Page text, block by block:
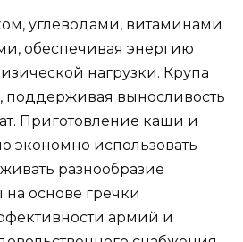
углеводами, витаминами
обеспечивая энергию
нагрузки. Крупа
поддерживая выносливость
Приготовление каши и
экономно использовать
разнообразие
основе гречки
армий и